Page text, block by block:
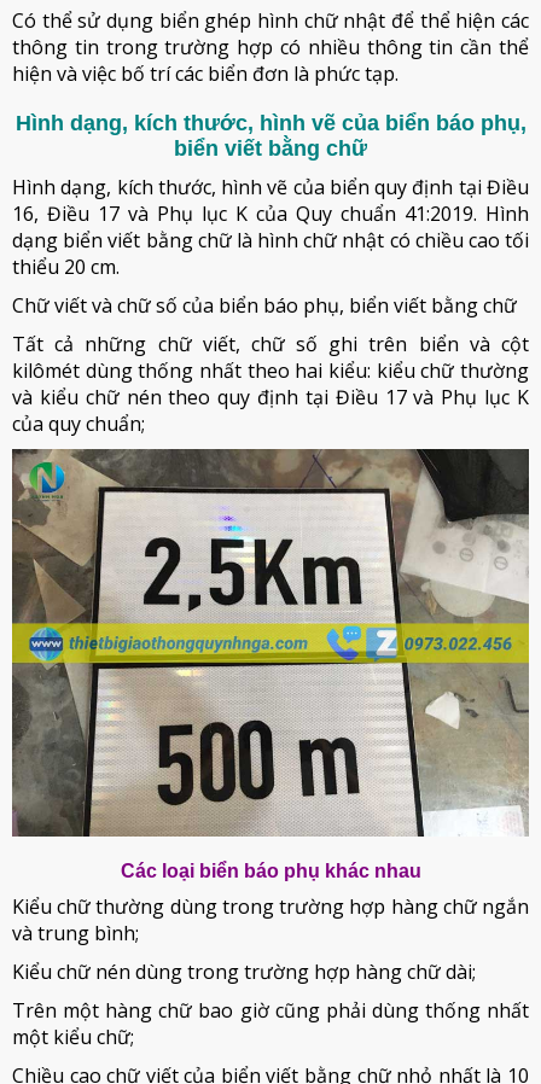
Có thể sử dụng biển ghép hình chữ nhật để thể hiện các
thông tin trong trường hợp có nhiều thông tin cần thể
hiện và việc bố trí các biển đơn là phức tạp.
Hình dạng, kích thước, hình vẽ của biển báo phụ,
biển viết bằng chữ
Hình dạng, kích thước, hình vẽ của biển quy định tại Điều
16, Điều 17 và Phụ lục K của Quy chuẩn 41:2019. Hình
dạng biển viết bằng chữ là hình chữ nhật có chiều cao tối
thiểu 20 cm.
Chữ viết và chữ số của biển báo phụ, biển viết bằng chữ
Tất cả những chữ viết, chữ số ghi trên biển và cột
kilômét dùng thống nhất theo hai kiểu: kiểu chữ thường
và kiểu chữ nén theo quy định tại Điều 17 và Phụ lục K
của quy chuẩn;
Các loại biển báo phụ khác nhau
Kiểu chữ thường dùng trong trường hợp hàng chữ ngắn
và trung bình;
Kiểu chữ nén dùng trong trường hợp hàng chữ dài;
Trên một hàng chữ bao giờ cũng phải dùng thống nhất
một kiểu chữ;
Chiều cao chữ viết của biển viết bằng chữ nhỏ nhất là 10